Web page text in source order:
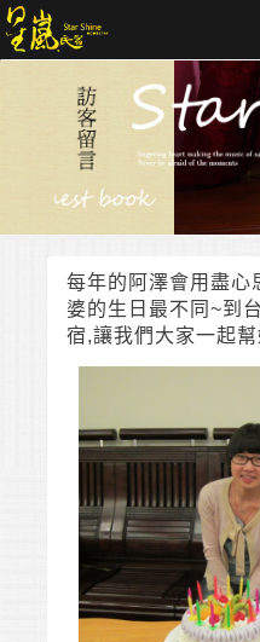
每年的阿澤會用盡心
婆的生日最不同~到
宿,讓我們大家一起